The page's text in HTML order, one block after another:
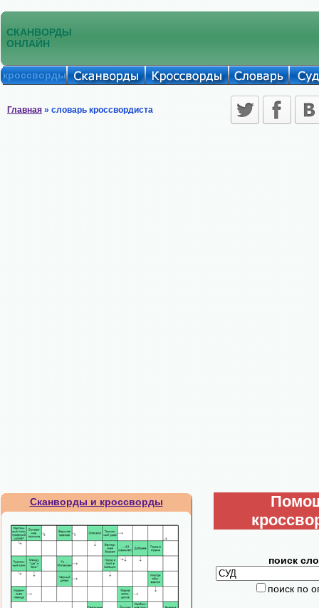
СКАНВОРДЫ
ОНЛАЙН
кроссворды
Главная » словарь кроссвордиста
Сканворды и кроссворды
поиск
поиск по